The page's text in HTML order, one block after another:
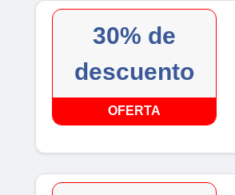
30% de
descuento
OFERTA